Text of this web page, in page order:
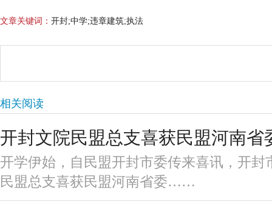
文章关键词： 开封;中学;违章建筑;执法
相关阅读
开封文院民盟总支喜获民盟河南省
开学伊始，自民盟开封市委传来喜讯，开封
民盟总支喜获民盟河南省委……